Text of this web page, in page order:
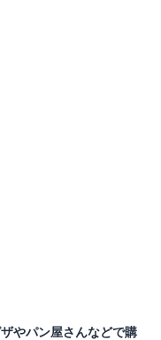
やパン屋さんなどで購